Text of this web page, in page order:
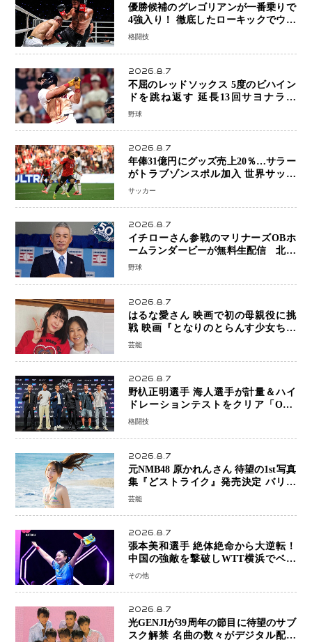
優勝候補のグレゴリアンが一番乗りで
4強入り！ 徹底したローキックでウス
ビャンを攻略、判定勝利
格闘技
2026.8.7
不屈のレッドソックス 5度のビハイン
ドを跳ね返す 延長13回サヨナラ勝
ち 吉田正尚選手も2安打1打点で貢献 4
野球
2026.8.7
年俸31億円にグッズ売上20％…サラー
がトラブゾンスポル加入 世界サッカ
ーは「五大リーグ一強」から新時代へ
サッカー
2026.8.7
イチローさん参戦のマリナーズOBホ
ームランダービーが無料生配信 北米
ならではの“魅せる興行”に世界が注目
野球
2026.8.7
はるな愛さん 映画で初の母親役に挑
戦 映画『となりのとらんす少女ちゃ
ん』11月7日公開 未来の自分との対話
芸能
2026.8.7
野杁正明選手 海人選手が計量＆ハイ
ドレーションテストをクリア「ONE
SAMURAI 2」決戦へ万全の準備整う
格闘技
2026.8.7
元NMB48 原かれんさん 待望の1st写真
集『どストライク』発売決定 バリで
魅せる25歳の新境地
芸能
2026.8.7
張本美和選手 絶体絶命から大逆転！
中国の強敵を撃破しWTT横浜でベス
ト8進出
その他
2026.8.7
光GENJIが39周年の節目に待望のサブ
スク解禁 名曲の数々がデジタル配信